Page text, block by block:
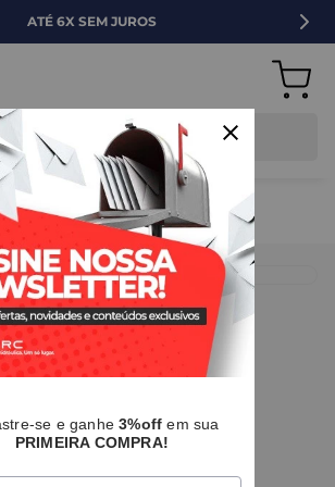
ATÉ 6X SEM JUROS
buscando?
abraçadeiras
ILUSTRATIVAS
se e ganhe3%off em sua
PRIMEIRA COMPRA!